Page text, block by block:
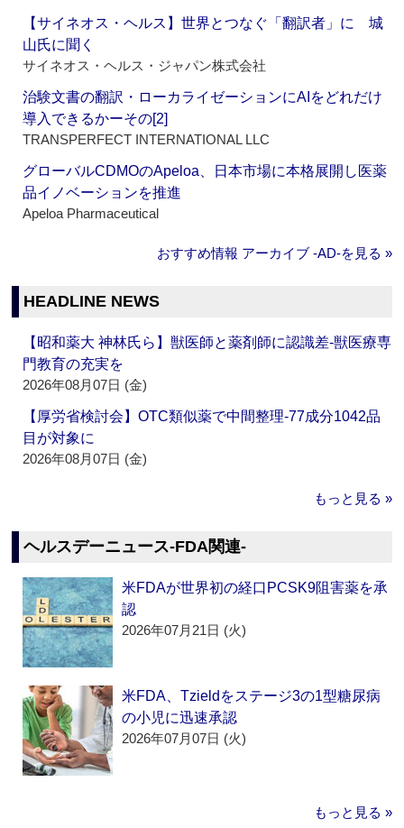
【サイネオス・ヘルス】世界とつなぐ「翻訳者」に 城
山氏に聞く
サイネオス・ヘルス・ジャパン株式会社
治験文書の翻訳・ローカライゼーションにAIをどれだけ
導入できるかーその[2]
TRANSPERFECT INTERNATIONAL LLC
グローバルCDMOのApeloa、日本市場に本格展開し医薬
品イノベーションを推進
Apeloa Pharmaceutical
おすすめ情報 アーカイブ ‐AD‐を見る »
HEADLINE NEWS
【昭和薬大 神林氏ら】獣医師と薬剤師に認識差‐獣医療専
門教育の充実を
2026年08月07日 (金)
【厚労省検討会】OTC類似薬で中間整理‐77成分1042品
目が対象に
2026年08月07日 (金)
もっと見る »
ヘルスデーニュース‐FDA関連‐
米FDAが世界初の経口PCSK9阻害薬を承
認
2026年07月21日 (火)
米FDA、Tzieldをステージ3の1型糖尿病
の小児に迅速承認
2026年07月07日 (火)
もっと見る »